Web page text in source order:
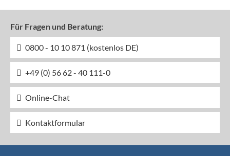
Für Fragen und Beratung:
0800 - 10 10 871 (kostenlos DE)
+49 (0) 56 62 - 40 111-0
Online-Chat
Kontaktformular